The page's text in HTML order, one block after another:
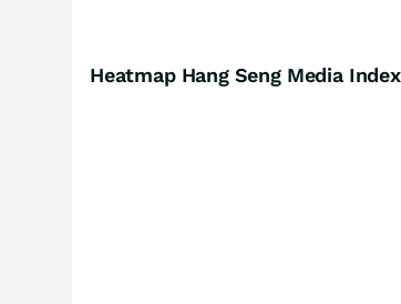
Heatmap Hang Seng Media